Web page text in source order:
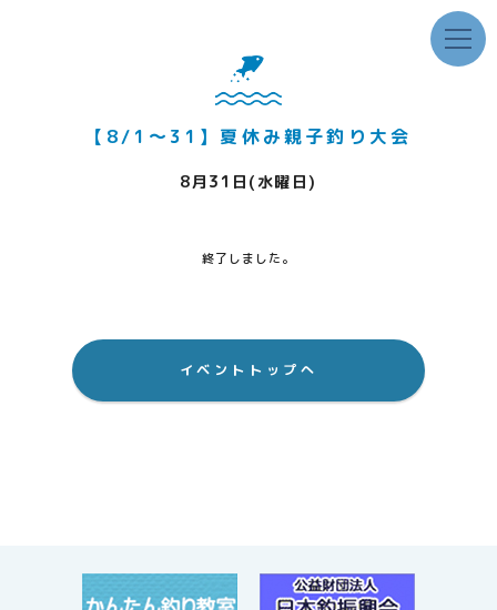
【8/1～31】夏休み親子釣り大会
8月31日(水曜日)
終了しました。
イベントトップへ